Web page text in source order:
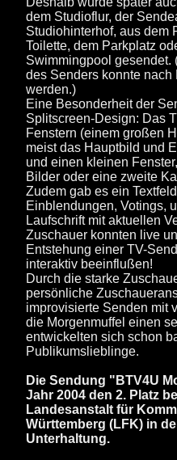
dem Studioflur, der
Studiohinterhof, aus dem
Toilette, dem Parkplatz
Swimmingpool gesendet.
des Senders konnte
werden.)
Eine Besonderheit der
Splitscreen-Design: Das
Fenstern (einem großen
meist das Hauptbild und
und einen kleinen
Bilder oder eine zweite
Zudem gab es ein
Einblendungen, Votings,
Laufschrift mit aktuellen
Zuschauer konnten live
Entstehung einer TV-
interaktiv beeinflußen!
Durch die starke
persönliche
improvisierte Senden mit
die Morgenmuffel einen
entwickelten sich schon
Publikumslieblinge.
Die Sendung "BTV4U
Jahr 2004 den 2. Platz
Landesanstalt für
Württemberg (LFK) in
Unterhaltung.